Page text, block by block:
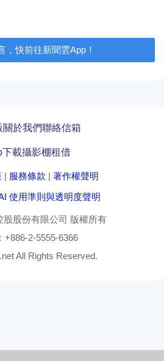
，快前往新聞雲App！
關於我們聯絡信箱
下載攝影棚租借
| 服務條款 | 著作權聲明
使用準則與透明度聲明
股股份有限公司 版權所有
+886-2-5555-6366
All Rights Reserved.